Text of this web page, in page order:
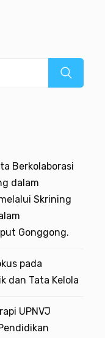
Berkolaborasi
dalam
Skrining
Gonggong.
pada
dan Tata Kelola
UPNVJ